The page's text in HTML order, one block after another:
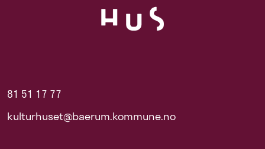
81 51 17 77
kulturhuset@baerum.kommune.no